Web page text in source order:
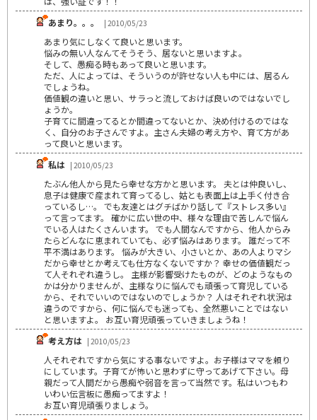
あまり。。。
| 2010/05/23
あまり気にしなくて良いと思います。
悩みの無い人なんてそうそう、居ないと思いますよ。
そして、愚痴る時もあって良いと思います。
ただ、人によっては、そういうのが許せない人も中には、居るん
でしょうね。
価値観の違いと思い、サラっと流しておけば良いのではないでし
ょうか。
子育てに間違ってるとか間違ってないとか、決め付けるのではな
く、自分のお子さんですよ。主さん夫婦の考え方や、育て方があ
って良いと思います。
私は | 2010/05/23
たぶん他人から見たら幸せな方かと思います。 夫とは仲良いし、
息子は健康で産まれて育ってるし、姑とも表面上は上手く付き合
っているし…。 でも友達とはグチばかり話して『ストレス多い』
って言ってます。 確かに広い世の中、様々な理由で苦しんで悩ん
でいる人はたくさんいます。 でも人間なんですから、他人からみ
たらどんなに恵まれていても、必ず悩みはあります。 誰だって不
平不満はあります。 悩みが大きい、小さいとか、あの人よりマシ
だから幸せとか考えても仕方なくないですか？ 幸せの価値観だっ
て人それぞれ違うし。 主様が影響受けたものが、どのようなもの
かは分かりませんが、主様なりに悩んでも頑張って育児している
から、それでいいのではないのでしょうか？ 人はそれぞれ状況は
違うのですから、何に悩んでも迷っても、全然悪いことではない
と思いますよ。 お互い育児頑張っていきましょうね！
考え方は | 2010/05/23
人それぞれですから気にする事ないですよ。お子様はママを頼り
にしています。子育てが怖いと思わずに守ってあげて下さい。母
親だって人間だから愚痴や弱音を言って当然です。私はいつもわ
いわい伝言板に愚痴ってますよ！
お互い育児頑張りましょう。